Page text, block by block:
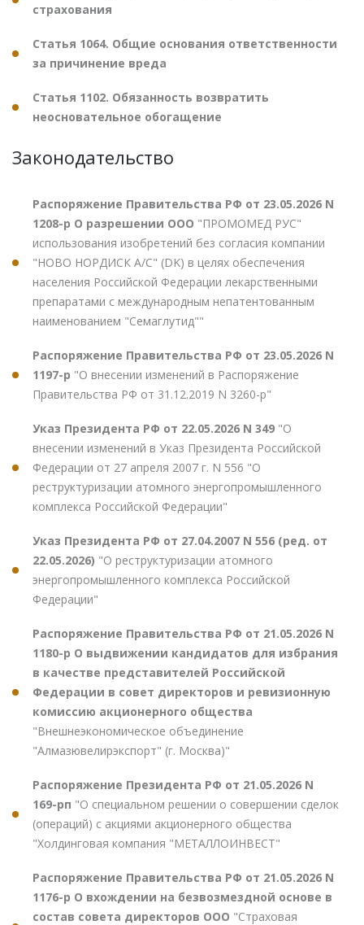
страхования
Статья 1064. Общие основания ответственности
за причинение вреда
Статья 1102. Обязанность возвратить
неосновательное обогащение
Законодательство
Распоряжение Правительства РФ от 23.05.2026 N
1208-р О разрешении ООО "ПРОМОМЕД РУС"
использования изобретений без согласия компании
"НОВО НОРДИСК А/С" (DK) в целях обеспечения
населения Российской Федерации лекарственными
препаратами с международным непатентованным
наименованием "Семаглутид""
Распоряжение Правительства РФ от 23.05.2026 N
1197-р "О внесении изменений в Распоряжение
Правительства РФ от 31.12.2019 N 3260-р"
Указ Президента РФ от 22.05.2026 N 349 "О
внесении изменений в Указ Президента Российской
Федерации от 27 апреля 2007 г. N 556 "О
реструктуризации атомного энергопромышленного
комплекса Российской Федерации"
Указ Президента РФ от 27.04.2007 N 556 (ред. от
22.05.2026) "О реструктуризации атомного
энергопромышленного комплекса Российской
Федерации"
Распоряжение Правительства РФ от 21.05.2026 N
1180-р О выдвижении кандидатов для избрания
в качестве представителей Российской
Федерации в совет директоров и ревизионную
комиссию акционерного общества
"Внешнеэкономическое объединение
"Алмазювелирэкспорт" (г. Москва)"
Распоряжение Президента РФ от 21.05.2026 N
169-рп "О специальном решении о совершении сделок
(операций) с акциями акционерного общества
"Холдинговая компания "МЕТАЛЛОИНВЕСТ"
Распоряжение Правительства РФ от 21.05.2026 N
1176-р О вхождении на безвозмездной основе в
состав совета директоров ООО "Страховая